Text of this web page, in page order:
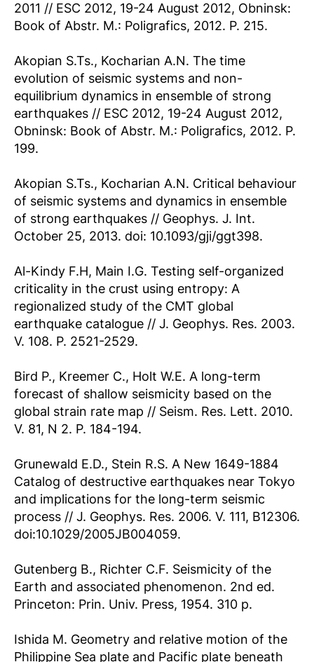
2011 // ESC 2012, 19-24 August 2012, Obninsk:
Book of Abstr. M.: Poligrafics, 2012. P. 215.
Akopian S.Ts., Kocharian A.N. The time
evolution of seismic systems and non-
equilibrium dynamics in ensemble of strong
earthquakes // ESC 2012, 19-24 August 2012,
Obninsk: Book of Abstr. M.: Poligrafics, 2012. P.
199.
Akopian S.Ts., Kocharian A.N. Critical behaviour
of seismic systems and dynamics in ensemble
of strong earthquakes // Geophys. J. Int.
October 25, 2013. doi: 10.1093/gji/ggt398.
Al-Kindy F.H, Main I.G. Testing self-organized
criticality in the crust using entropy: A
regionalized study of the CMT global
earthquake catalogue // J. Geophys. Res. 2003.
V. 108. P. 2521-2529.
Bird P., Kreemer C., Holt W.E. A long-term
forecast of shallow seismicity based on the
global strain rate map // Seism. Res. Lett. 2010.
V. 81, N 2. P. 184-194.
Grunewald E.D., Stein R.S. A New 1649-1884
Catalog of destructive earthquakes near Tokyo
and implications for the long-term seismic
process // J. Geophys. Res. 2006. V. 111, B12306.
doi:10.1029/2005JB004059.
Gutenberg B., Richter C.F. Seismicity of the
Earth and associated phenomenon. 2nd ed.
Princeton: Prin. Univ. Press, 1954. 310 p.
Ishida M. Geometry and relative motion of the
Philippine Sea plate and Pacific plate beneath